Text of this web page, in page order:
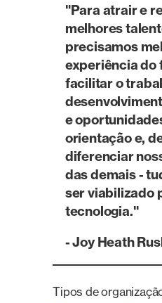
"Para atrair e
melhores
precisamos
experiência do
facilitar o
e
orientação e,
diferenciar
das demais -
ser viabilizado
tecnologia."
- Joy Heath
Tipos de